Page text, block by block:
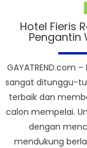
Hotel Fieris
Pengantin
GAYATREND.com
sangat ditunggu-
terbaik dan
calon mempelai.
dengan
mendukung